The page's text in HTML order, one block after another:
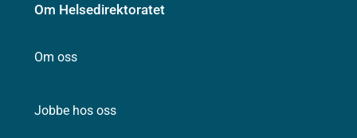
Om Helsedirektoratet
Om oss
Jobbe hos oss